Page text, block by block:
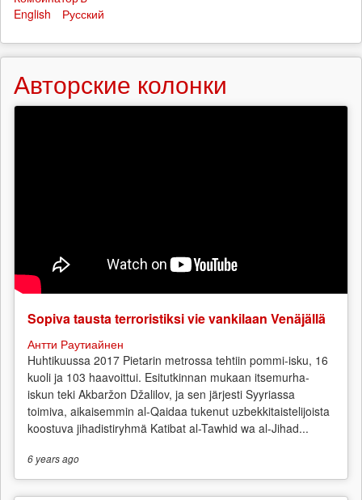
English
Русский
Авторские колонки
Sopiva tausta terroristiksi vie vankilaan Venäjällä
Антти Раутиайнен
Huhtikuussa 2017 Pietarin metrossa tehtiin pommi-isku, 16
kuoli ja 103 haavoittui. Esitutkinnan mukaan itsemurha-
iskun teki Akbaržon Džalilov, ja sen järjesti Syyriassa
toimiva, aikaisemmin al-Qaidaa tukenut uzbekkitaistelijoista
koostuva jihadistiryhmä Katibat al-Tawhid wa al-Jihad...
6 yearsago